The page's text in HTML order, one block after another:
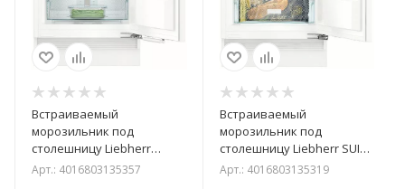
Встраиваемый
морозильник под
столешницу Liebherr
SUIGN 1554-26 001
Арт.: 4016803135357
Встраиваемый
морозильник под
столешницу Liebherr SUIG
1514-26 001
Арт.: 4016803135319